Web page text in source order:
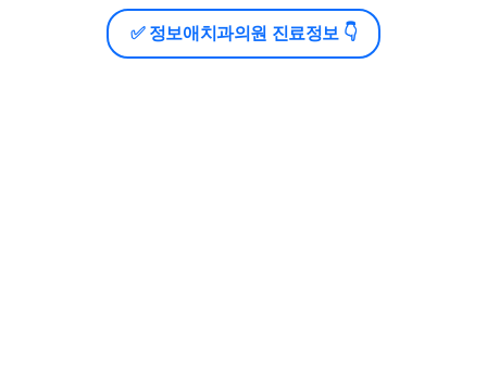
✅ 정보애치과의원 진료정보 👇